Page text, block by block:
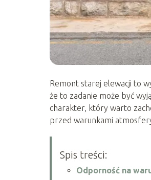
Remont starej elewacji to
że to zadanie może być
charakter, który warto
przed warunkami
Spis treści:
Odporność na